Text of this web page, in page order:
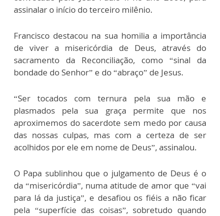
assinalar o início do terceiro milênio.
Francisco destacou na sua homilia a importância
de viver a misericórdia de Deus, através do
sacramento da Reconciliação, como “sinal da
bondade do Senhor” e do “abraço” de Jesus.
“Ser tocados com ternura pela sua mão e
plasmados pela sua graça permite que nos
aproximemos do sacerdote sem medo por causa
das nossas culpas, mas com a certeza de ser
acolhidos por ele em nome de Deus”, assinalou.
O Papa sublinhou que o julgamento de Deus é o
da “misericórdia”, numa atitude de amor que “vai
para lá da justiça”, e desafiou os fiéis a não ficar
pela “superfície das coisas”, sobretudo quando